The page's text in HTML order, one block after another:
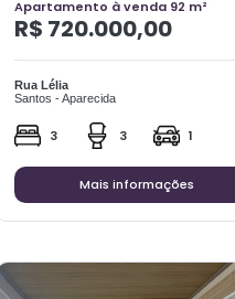
Apartamento à venda 92 m²
R$ 720.000,00
Rua Lélia
Santos - Aparecida
3 3 1
Mais informações